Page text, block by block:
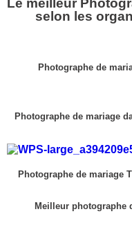
Le meilleur
selon les
Photographe de
Photographe de mariage
Photographe de mariage
Meilleur photographe